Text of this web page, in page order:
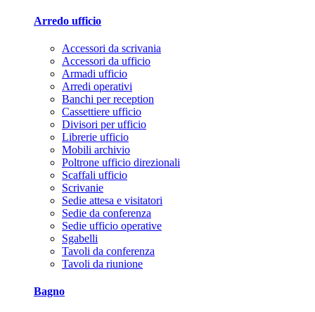
Arredo ufficio
Accessori da scrivania
Accessori da ufficio
Armadi ufficio
Arredi operativi
Banchi per reception
Cassettiere ufficio
Divisori per ufficio
Librerie ufficio
Mobili archivio
Poltrone ufficio direzionali
Scaffali ufficio
Scrivanie
Sedie attesa e visitatori
Sedie da conferenza
Sedie ufficio operative
Sgabelli
Tavoli da conferenza
Tavoli da riunione
Bagno